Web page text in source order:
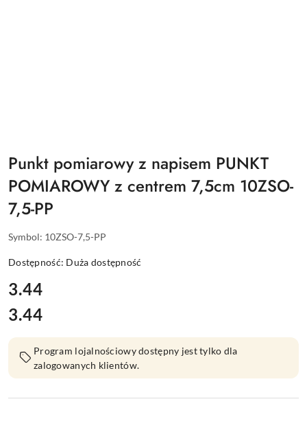
Punkt pomiarowy z napisem PUNKT
POMIAROWY z centrem 7,5cm 10ZSO-
7,5-PP
Symbol: 10ZSO-7,5-PP
Dostępność: Duża dostępność
cena:
3.44
Cena:
3.44
Program lojalnościowy dostępny jest tylko dla
zalogowanych klientów.